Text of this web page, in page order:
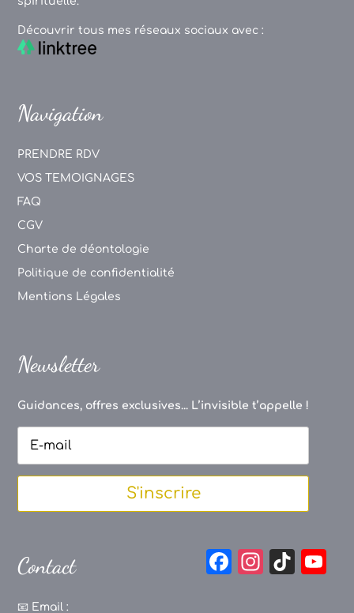
Découvrir tous mes réseaux sociaux avec :
Navigation
PRENDRE RDV
VOS TEMOIGNAGES
FAQ
CGV
Charte de déontologie
Politique de confidentialité
Mentions Légales
Newsletter
Guidances, offres exclusives... L’invisible t’appelle !
S'inscrire
Contact
📧 Email :
F
In Ti